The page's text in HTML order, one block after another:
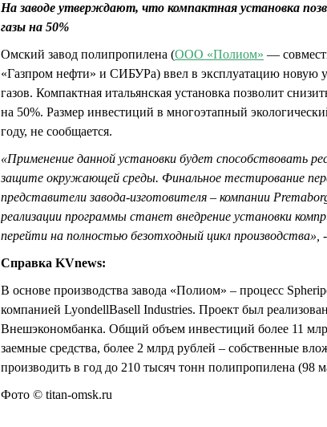
На заводе утверждают, что компактная установка
газы на 50%
Омский завод полипропилена (ООО «Полиом» —
«Газпром нефти» и СИБУРа) ввел в эксплуатацию новую
газов. Компактная итальянская установка позволит
на 50%. Размер инвестиций в многоэтапный
году, не сообщается.
«Применение данной установки будет способствовать
защите окружающей среды. Финальное тестирование
представители завода-изготовителя – компании
реализации программы станет внедрение установки
перейти на полностью безотходный цикл производства», -
Справка KVnews:
В основе производства завода «Полиом» – процесс
компанией LyondellBasell Industries. Проект был
Внешэкономбанка. Общий объем инвестиций более 11
заемные средства, более 2 млрд рублей – собственные
производить в год до 210 тысяч тонн полипропилена (98
Фото © titan-omsk.ru